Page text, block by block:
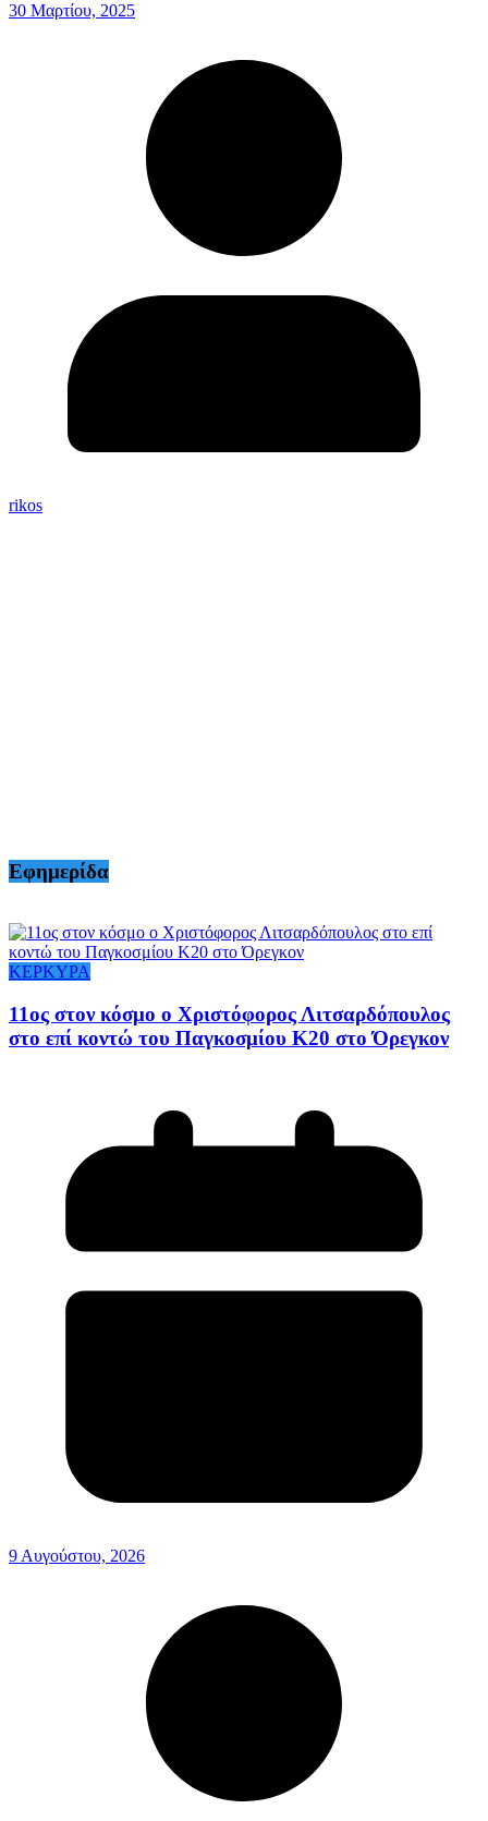
30 Μαρτίου, 2025
rikos
Εφημερίδα
ΚΕΡΚΥΡΑ
11ος στον κόσμο ο Χριστόφορος Λιτσαρδόπουλος
στο επί κοντώ του Παγκοσμίου Κ20 στο Όρεγκον
9 Αυγούστου, 2026